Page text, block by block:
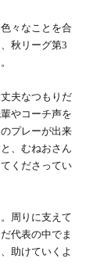
々なことを合
秋リーグ第3
夫なつもりだ
やコーチ声を
プレーが出来
、むねおさん
くださってい
周りに支えて
代表の中でま
助けていくよ